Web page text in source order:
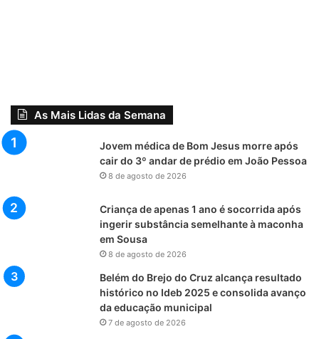
As Mais Lidas da Semana
Jovem médica de Bom Jesus morre após
cair do 3º andar de prédio em João Pessoa
8 de agosto de 2026
Criança de apenas 1 ano é socorrida após
ingerir substância semelhante à maconha
em Sousa
8 de agosto de 2026
Belém do Brejo do Cruz alcança resultado
histórico no Ideb 2025 e consolida avanço
da educação municipal
7 de agosto de 2026